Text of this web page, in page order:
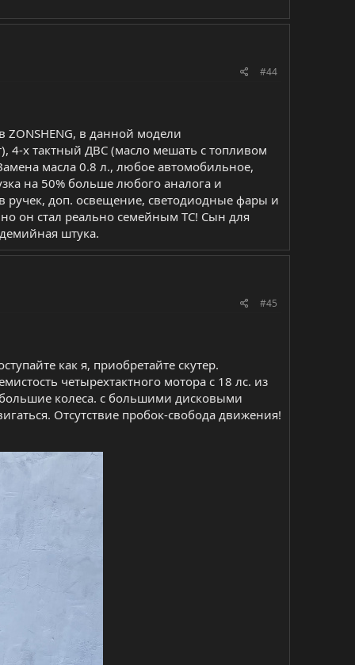
#44
в данной модели
4-х тактный ДВС (масло мешать с топливом
масла 0.8 л., любое автомобильное,
на 50% больше любого аналога и
ручек, доп. освещение, светодиодные фары и
но он стал реально семейным ТС! Сын для
штука.
#45
как я, приобретайте скутер.
четырехтактного мотора с 18 лс. из
колеса. с большими дисковыми
Отсутствие пробок-свобода движения!